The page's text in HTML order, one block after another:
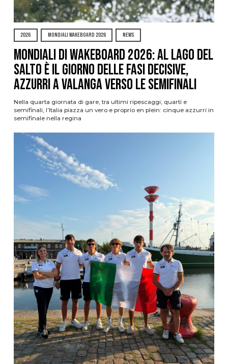
2026 MONDIALI WAKEBOARD 2026 NEWS
Mondiali di Wakeboard 2026: al Lago del
Salto è il giorno delle fasi decisive,
azzurri a valanga verso le semifinali
Nella quarta giornata di gare, tra ultimi ripescaggi, quarti e
semifinali, l’Italia piazza un vero e proprio en plein: cinque azzurri in
semifinale nella regina